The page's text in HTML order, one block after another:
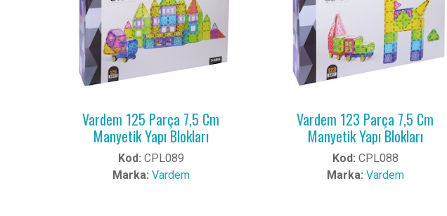
Vardem 125 Parça 7,5 Cm
Manyetik Yapı Blokları
Kod: CPL089
Marka: Vardem
Vardem 123 Parça 7,5 Cm
Manyetik Yapı Blokları
Kod: CPL088
Marka: Vardem